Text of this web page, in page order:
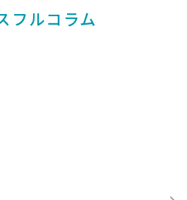
フルコラム